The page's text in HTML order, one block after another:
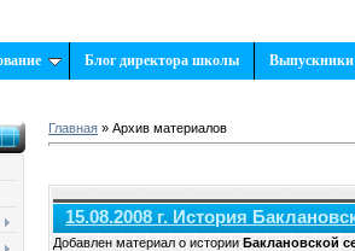
Блог директора школы Выпускники
Главная » Архив материалов
15.08.2008 г. История
Добавлен материал о истории Баклановской